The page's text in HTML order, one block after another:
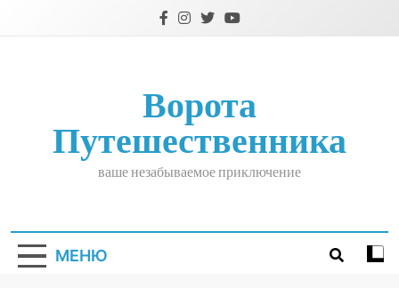
Ворота
Путешественника
ваше незабываемое приключение
МЕНЮ